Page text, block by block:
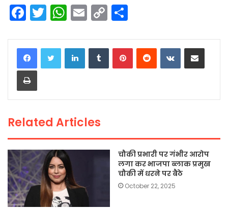
F
a
c
e
b
o
k
T
w
itt
er
W
h
a
ts
p
E
m
ai
C
o
p
n
ar
LinkedInTumblrPinterestReddit VKontakteShare via Email
Print
Related Articles
चौकी प्रभारी पर गंभीर आरोप
लगा कर भाजपा ब्लाक प्रमुख
चौकी में धरने पर बैठे
October 22, 2025